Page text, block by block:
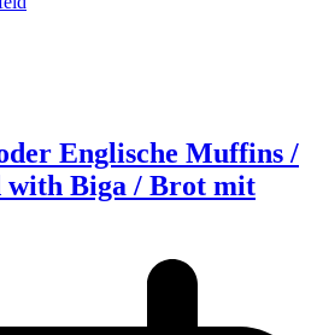
Englische Muffins /
with Biga / Brot mit